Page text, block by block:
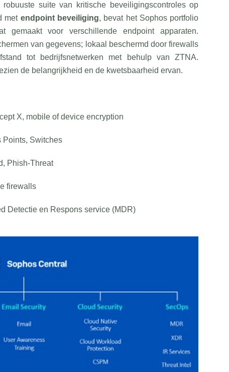
suite van kritische beveiligingscontroles op
met endpoint beveiliging, bevat het Sophos portfolio
voor verschillende endpoint apparaten.
van gegevens; lokaal beschermd door firewalls
tot bedrijfsnetwerken met behulp van ZTNA.
de belangrijkheid en de kwetsbaarheid ervan.
X, mobile of device encryption
Points, Switches
Phish-Threat
firewalls
Detectie en Respons service (MDR)